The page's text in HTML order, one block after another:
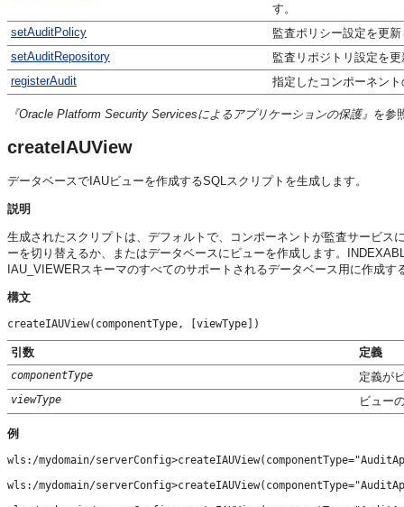
す。
setAuditPolicy
監査ポリシー設定を更
setAuditRepository
監査リポジトリ設定を
registerAudit
指定したコンポーネン
『Oracle Platform Security Servicesによるアプリケーションの保護』 を参
createIAUView
データベースでIAUビューを作成するSQLスクリプトを生成します。
説明
生成されたスクリプトは、デフォルトで、コンポーネントが監査サービ
ーを切り替えるか、またはデータベースにビューを作成します。
IAU_VIEWERスキーマのすべてのサポートされるデータベース用に作成す
構文
createIAUView(componentType, [viewType])
引数 定義
componentType 定義が
viewType ビュー
例
wls:/mydomain/
wls:/mydomain/